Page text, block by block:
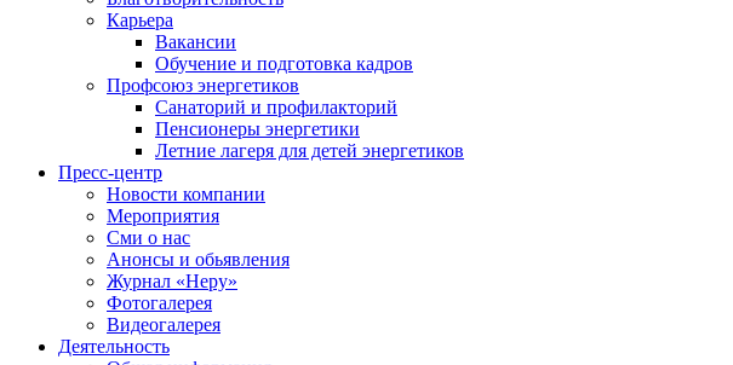
Карьера
Вакансии
Обучение и подготовка кадров
Профсоюз энергетиков
Санаторий и профилакторий
Пенсионеры энергетики
Летние лагеря для детей энергетиков
Пресс-центр
Новости компании
Мероприятия
Сми о нас
Анонсы и обьявления
Журнал «Неру»
Фотогалерея
Видеогалерея
Деятельность